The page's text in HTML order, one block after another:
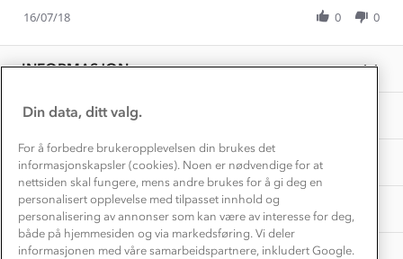
Ida
S.
Jul
2018
16/07/18 0 0
INFORMASJON
Bedrift, barnehage og SFO
Presse
OM OSS
Personvern
Samarbeide med oss?
TIPS OG RÅD
Store størrelser
Turmat oppskrifter
Beredskap
AKTIVITETER
Få turinspirasjon og tips her⛰
Overnatte utendørs⛺
Leirskole 🥾
Barnehageansatt
Tips til hyttetur
Din data, ditt valg.
For å forbedre brukeropplevelsen din brukes det
informasjonskapsler (cookies). Noen er nødvendige for at
nettsiden skal fungere, mens andre brukes for å gi deg en
personalisert opplevelse med tilpasset innhold og
personalisering av annonser som kan være av interesse for deg,
både på hjemmesiden og via markedsføring. Vi deler
informasjonen med våre samarbeidspartnere, inkludert Google.